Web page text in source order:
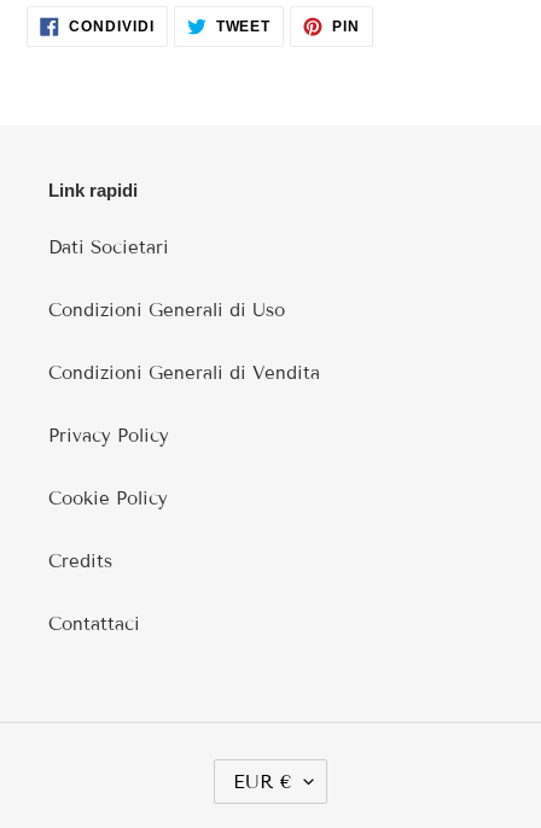
CONDIVIDICONDIVIDI
SU
TWEETTWITTA PIN
Link rapidi
Dati Societari
Condizioni Generali di Uso
Condizioni Generali di Vendita
Privacy Policy
Cookie Policy
Credits
Contattaci
EUR €